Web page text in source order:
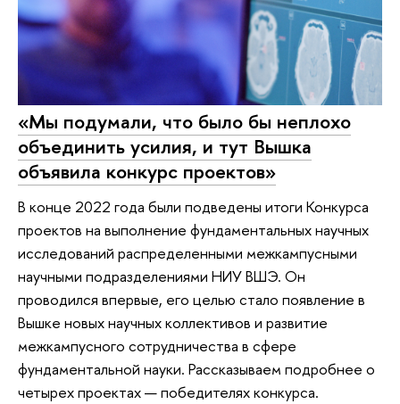
«Мы подумали, что было бы неплохо
объединить усилия, и тут Вышка
объявила конкурс проектов»
В конце 2022 года были подведены итоги Конкурса
проектов на выполнение фундаментальных научных
исследований распределенными межкампусными
научными подразделениями НИУ ВШЭ. Он
проводился впервые, его целью стало появление в
Вышке новых научных коллективов и развитие
межкампусного сотрудничества в сфере
фундаментальной науки. Рассказываем подробнее о
четырех проектах — победителях конкурса.